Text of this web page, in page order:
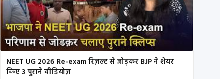
NEET UG 2026 Re-exam रिज़ल्ट से जोड़कर BJP ने शेयर
किए 3 पुराने वीडियोज़